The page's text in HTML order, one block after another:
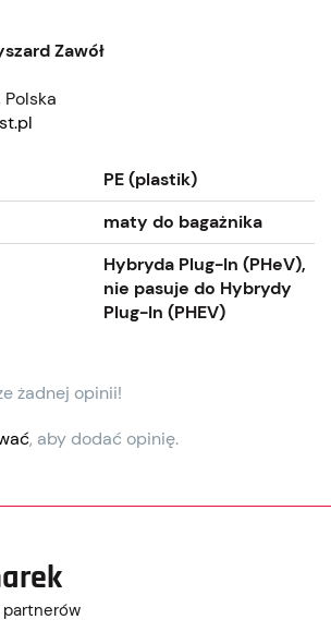
Zawół
PE (plastik)
maty do bagażnika
Hybryda Plug-In (PHeV),
nie pasuje do Hybrydy
Plug-In (PHEV)
żadnej opinii!
, aby dodać opinię.
partnerów